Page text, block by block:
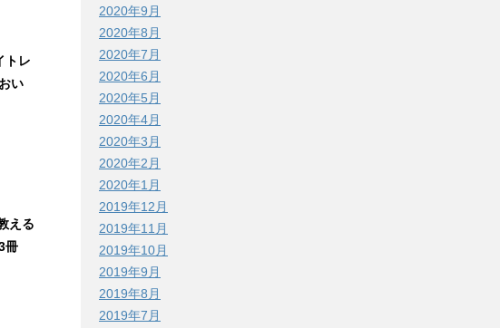
トレ
い
える
冊
2020年9月
2020年8月
2020年7月
2020年6月
2020年5月
2020年4月
2020年3月
2020年2月
2020年1月
2019年12月
2019年11月
2019年10月
2019年9月
2019年8月
2019年7月